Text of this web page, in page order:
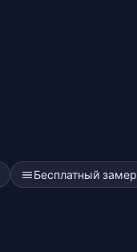
Бесплатный замер